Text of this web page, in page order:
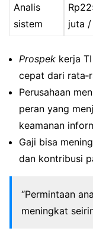
Analis
sistem
juta
Prospek kerja
cepat dari
Perusahaan
peran yang
keamanan
Gaji bisa
dan kontribusi
“Permintaan
meningkat